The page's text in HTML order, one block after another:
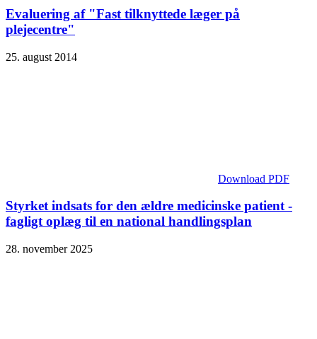
Evaluering af "Fast tilknyttede læger på
plejecentre"
25. august 2014
Download PDF
Styrket indsats for den ældre medicinske patient -
fagligt oplæg til en national handlingsplan
28. november 2025